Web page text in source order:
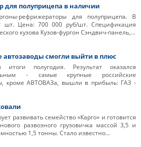
для полуприцепа в наличии
рефрижераторы для полуприцепа. В
шт. Цена: 700 000 руб/шт. Спецификация
кузова Кузов-фургон Сэндвич-панель,…
автозаводы смогли выйти в плюс
итоги полугодия. Результат оказался
- самые крупные российские
кроме АВТОВАЗа, вышли в прибыль: ГАЗ -
развивать семейство «Карго» и готовится
развозного грузовичка массой 3,5 и
1,5 тонны. Стало известно…